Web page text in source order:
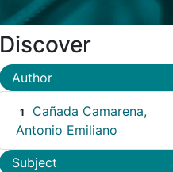
Discover
Author
1
Cañada Camarena,
Antonio Emiliano
Subject